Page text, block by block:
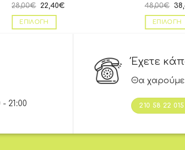
28,00€ 22,40€
ΕΠΙΛΟΓΉ
48,00€
ΕΠΙΛΟΓΉ
21:00
Έχετε
Θα χαρούμε
210 58 22 015